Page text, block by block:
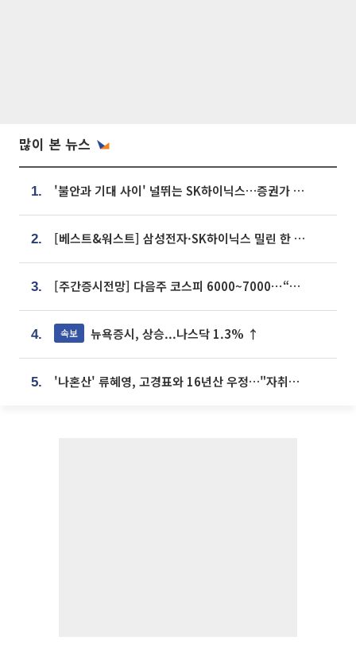
많이 본 뉴스
1. '불안과 기대 사이' 널뛰는 SK하이닉스…증권가 "HBM4·LTA 기반 펀터멘털 견고"
2. [베스트&워스트] 삼성전자·SK하이닉스 밀린 한 주…상상인증권은 85% 급등
3. [주간증시전망] 다음주 코스피 6000~7000⋯“外人 수급은 정책이 변수”
4. 속보 뉴욕증시, 상승...나스닥 1.3% ↑
5. '나혼산' 류혜영, 고경표와 16년산 우정…"자취방서 부모님과 마주쳐"